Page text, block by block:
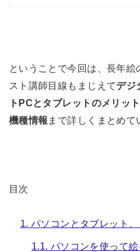
ということで今回は、長年
スト講師目線もまじえてデジ
トPCとタブレットのメリッ
機種情報 まで詳しくまとめて
目次
1. パソコンとタブレット
1.1. パソコンを使って